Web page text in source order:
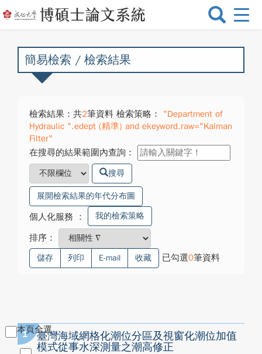
選
換
簡易檢索 / 檢索結果
檢索結果：共2筆資料 檢索策略：
"Department of
Hydraulic ".edept (精準) and ekeyword.raw="Kalman
Filter"
在搜尋的結果範圍內查詢：
搜尋
展開檢索結果的年代分布圖
個人化服務 ： 我的檢索策略
排序：
儲存 列印 E-mail 收藏 已勾選0筆資料
本頁全選
1
臺灣海域網格化潮位分區及視窗化潮位加值
模式從事水深測量之潮高修正